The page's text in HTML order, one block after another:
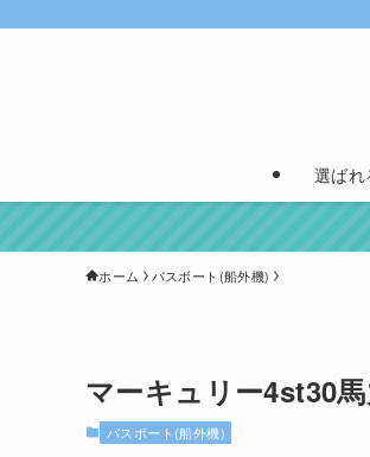
選ば
ホーム バスボート(船外機)
マーキュリー4st30
バスボート(船外機)